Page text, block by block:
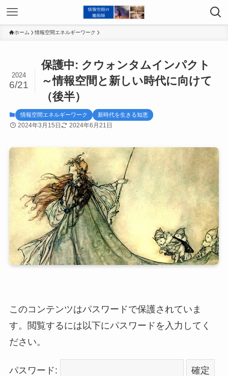
ホーム 情報空間エネルギーワーク
保護中: クウォンタムインパクト
～情報空間と新しい時代に向けて
（後半）
2024
6/21
情報空間エネルギーワーク 新時代を生きる知恵
2024年3月15日 2024年6月21日
このコンテンツはパスワードで保護されていま
す。閲覧するには以下にパスワードを入力してく
ださい。
パスワード: